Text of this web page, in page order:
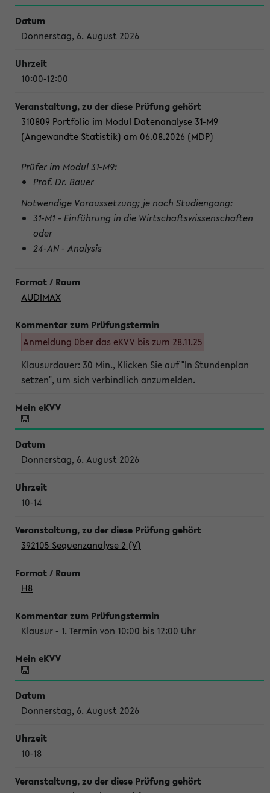
Donnerstag, 6. August 2026
10:00-12:00
310809 Portfolio im Modul Datenanalyse 31-M9
(Angewandte Statistik) am 06.08.2026 (MDP)
Prüfer im Modul 31-M9:
Prof. Dr. Bauer
Notwendige Voraussetzung; je nach Studiengang:
31-M1 - Einführung in die Wirtschaftswissenschaften
oder
24-AN - Analysis
AUDIMAX
Anmeldung über das eKVV bis zum 28.11.25
Klausurdauer: 30 Min., Klicken Sie auf "In Stundenplan
setzen", um sich verbindlich anzumelden.
Donnerstag, 6. August 2026
10-14
392105 Sequenzanalyse 2 (V)
H8
Klausur - 1. Termin von 10:00 bis 12:00 Uhr
Donnerstag, 6. August 2026
10-18